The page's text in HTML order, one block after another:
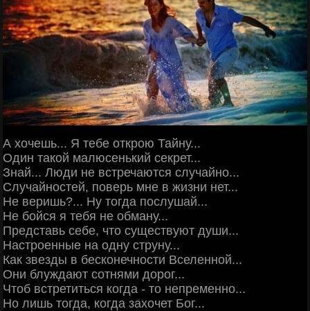
А хочешь... Я тебе открою Тайну...
Один такой малюсенький секрет...
Знай... Люди не встречаются случайно...
Случайностей, поверь мне в жизни нет...
Не веришь?... Ну тогда послушай...
Не бойся я тебя не обману...
Представь себе, что существуют души...
Настроенные на одну струну...
Как звезды в бесконечности Вселенной...
Они блуждают сотнями дорог...
Чтоб встретиться когда - то непременно...
Но лишь тогда, когда захочет Бог...